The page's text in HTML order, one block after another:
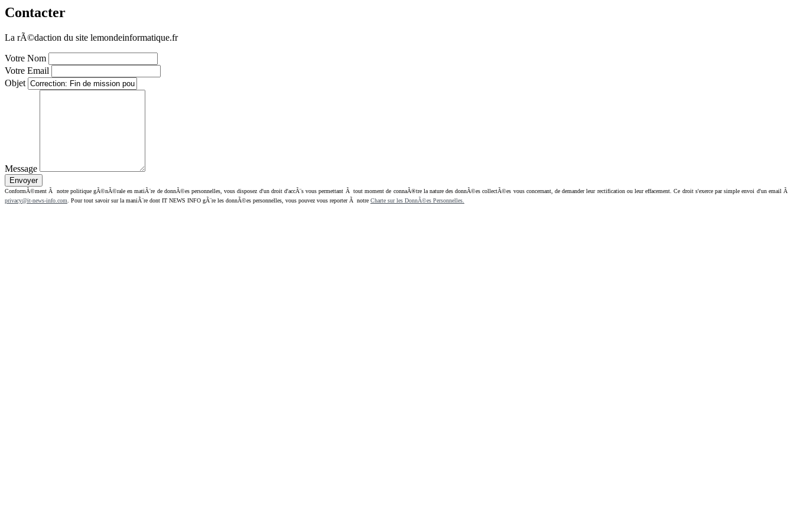
Contacter
La rÃ©daction du site lemondeinformatique.fr
Votre Nom
Votre Email
Objet
Message
ConformÃ©ment Ã notre politique gÃ©nÃ©rale en matiÃ¨re de donnÃ©es personnelles, vous disposez d'un droit d'accÃ¨s vous permettant Ã tout moment de connaÃ®tre la nature des donnÃ©es collectÃ©es vous concernant, de demander leur rectification ou leur effacement. Ce droit s'exerce par simple envoi d'un email Ã
privacy@it-news-info.com . Pour tout savoir sur la maniÃ¨re dont IT NEWS INFO gÃ¨re les donnÃ©es personnelles, vous pouvez vous reporter Ã notre Charte sur les DonnÃ©es Personnelles.